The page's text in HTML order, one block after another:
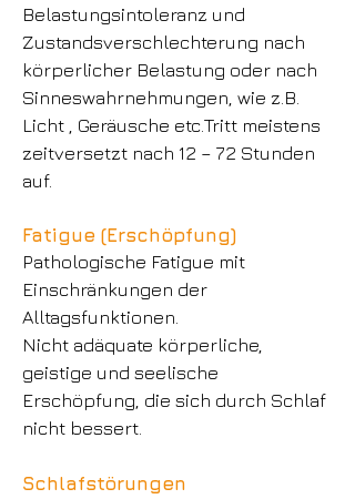
Belastungsintoleranz und
Zustandsverschlechterung nach
körperlicher Belastung oder nach
Sinneswahrnehmungen, wie z.B.
Licht , Geräusche etc.Tritt meistens
zeitversetzt nach 12 – 72 Stunden
auf.
Fatigue (Erschöpfung)
Pathologische Fatigue mit
Einschränkungen der
Alltagsfunktionen.
Nicht adäquate körperliche,
geistige und seelische
Erschöpfung, die sich durch Schlaf
nicht bessert.
Schlafstörungen